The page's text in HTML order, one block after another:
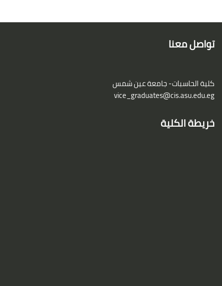
الكتل
تواصل معنا
كلية الحاسبات- جامعة عين شمس
vice_graduates@cis.asu.edu.eg
خريطة الكلية